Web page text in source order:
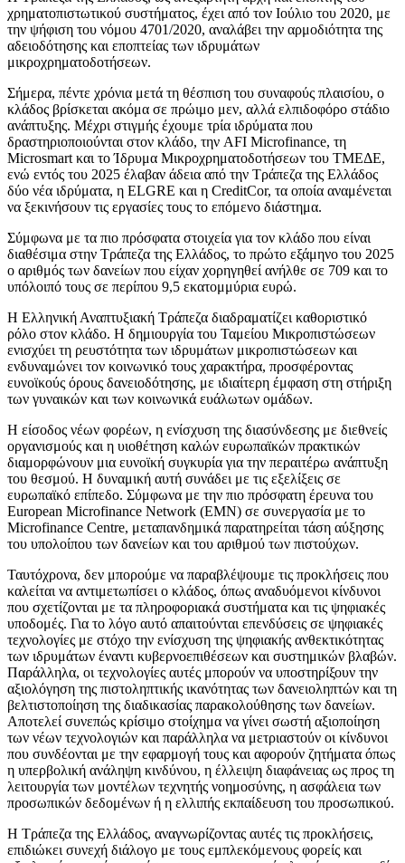
χρηματοπιστωτικού συστήματος, έχει από τον Ιούλιο του 2020, με
την ψήφιση του νόμου 4701/2020, αναλάβει την αρμοδιότητα της
αδειοδότησης και εποπτείας των ιδρυμάτων
μικροχρηματοδοτήσεων.
Σήμερα, πέντε χρόνια μετά τη θέσπιση του συναφούς πλαισίου, ο
κλάδος βρίσκεται ακόμα σε πρώιμο μεν, αλλά ελπιδοφόρο στάδιο
ανάπτυξης. Μέχρι στιγμής έχουμε τρία ιδρύματα που
δραστηριοποιούνται στον κλάδο, την AFI Microfinance, τη
Microsmart και το Ίδρυμα Μικροχρηματοδοτήσεων του ΤΜΕΔΕ,
ενώ εντός του 2025 έλαβαν άδεια από την Τράπεζα της Ελλάδος
δύο νέα ιδρύματα, η ELGRE και η CreditCor, τα οποία αναμένεται
να ξεκινήσουν τις εργασίες τους το επόμενο διάστημα.
Σύμφωνα με τα πιο πρόσφατα στοιχεία για τον κλάδο που είναι
διαθέσιμα στην Τράπεζα της Ελλάδος, το πρώτο εξάμηνο του 2025
ο αριθμός των δανείων που είχαν χορηγηθεί ανήλθε σε 709 και το
υπόλοιπό τους σε περίπου 9,5 εκατομμύρια ευρώ.
Η Ελληνική Αναπτυξιακή Τράπεζα διαδραματίζει καθοριστικό
ρόλο στον κλάδο. Η δημιουργία του Ταμείου Μικροπιστώσεων
ενισχύει τη ρευστότητα των ιδρυμάτων μικροπιστώσεων και
ενδυναμώνει τον κοινωνικό τους χαρακτήρα, προσφέροντας
ευνοϊκούς όρους δανειοδότησης, με ιδιαίτερη έμφαση στη στήριξη
των γυναικών και των κοινωνικά ευάλωτων ομάδων.
Η είσοδος νέων φορέων, η ενίσχυση της διασύνδεσης με διεθνείς
οργανισμούς και η υιοθέτηση καλών ευρωπαϊκών πρακτικών
διαμορφώνουν μια ευνοϊκή συγκυρία για την περαιτέρω ανάπτυξη
του θεσμού. Η δυναμική αυτή συνάδει με τις εξελίξεις σε
ευρωπαϊκό επίπεδο. Σύμφωνα με την πιο πρόσφατη έρευνα του
European Microfinance Network (EMN) σε συνεργασία με το
Microfinance Centre, μεταπανδημικά παρατηρείται τάση αύξησης
του υπολοίπου των δανείων και του αριθμού των πιστούχων.
Ταυτόχρονα, δεν μπορούμε να παραβλέψουμε τις προκλήσεις που
καλείται να αντιμετωπίσει ο κλάδος, όπως αναδυόμενοι κίνδυνοι
που σχετίζονται με τα πληροφοριακά συστήματα και τις ψηφιακές
υποδομές. Για το λόγο αυτό απαιτούνται επενδύσεις σε ψηφιακές
τεχνολογίες με στόχο την ενίσχυση της ψηφιακής ανθεκτικότητας
των ιδρυμάτων έναντι κυβερνοεπιθέσεων και συστημικών βλαβών.
Παράλληλα, οι τεχνολογίες αυτές μπορούν να υποστηρίξουν την
αξιολόγηση της πιστοληπτικής ικανότητας των δανειοληπτών και τη
βελτιστοποίηση της διαδικασίας παρακολούθησης των δανείων.
Αποτελεί συνεπώς κρίσιμο στοίχημα να γίνει σωστή αξιοποίηση
των νέων τεχνολογιών και παράλληλα να μετριαστούν οι κίνδυνοι
που συνδέονται με την εφαρμογή τους και αφορούν ζητήματα όπως
η υπερβολική ανάληψη κινδύνου, η έλλειψη διαφάνειας ως προς τη
λειτουργία των μοντέλων τεχνητής νοημοσύνης, η ασφάλεια των
προσωπικών δεδομένων ή η ελλιπής εκπαίδευση του προσωπικού.
Η Τράπεζα της Ελλάδος, αναγνωρίζοντας αυτές τις προκλήσεις,
επιδιώκει συνεχή διάλογο με τους εμπλεκόμενους φορείς και